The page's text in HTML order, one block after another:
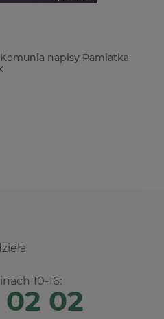
napisy Pamiatka
10-16:
02